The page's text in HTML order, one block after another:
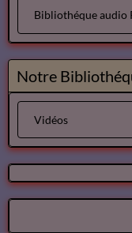
Le Cid - Pierre
les video du jour